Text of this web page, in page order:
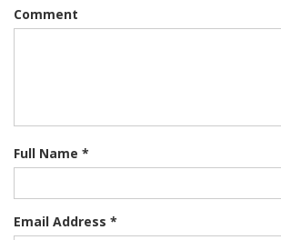
Comment
Full Name *
Email Address *